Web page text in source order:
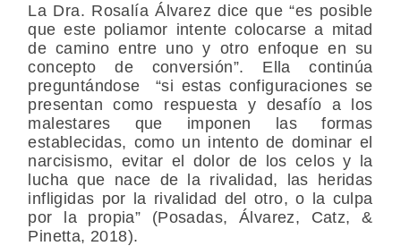
La Dra. Rosalía Álvarez dice que “es posible
que este poliamor intente colocarse a mitad
de camino entre uno y otro enfoque en su
concepto de conversión”. Ella continúa
preguntándose
“si estas configuraciones se
presentan como respuesta y desafío a los
malestares que imponen las formas
establecidas, como un intento de dominar el
narcisismo, evitar el dolor de los celos y la
lucha que nace de la rivalidad, las heridas
infligidas por la rivalidad del otro, o la culpa
por la propia” (Posadas, Álvarez, Catz, &
Pinetta, 2018).